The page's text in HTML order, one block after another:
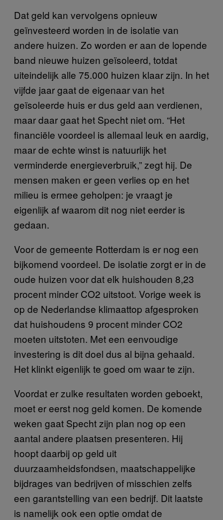
Dat geld kan vervolgens opnieuw
geïnvesteerd worden in de isolatie van
andere huizen. Zo worden er aan de lopende
band nieuwe huizen geïsoleerd, totdat
uiteindelijk alle 75.000 huizen klaar zijn. In het
vijfde jaar gaat de eigenaar van het
geïsoleerde huis er dus geld aan verdienen,
maar daar gaat het Specht niet om. “Het
financiële voordeel is allemaal leuk en aardig,
maar de echte winst is natuurlijk het
verminderde energieverbruik,” zegt hij. De
mensen maken er geen verlies op en het
milieu is ermee geholpen: je vraagt je
eigenlijk af waarom dit nog niet eerder is
gedaan.
Voor de gemeente Rotterdam is er nog een
bijkomend voordeel. De isolatie zorgt er in de
oude huizen voor dat elk huishouden 8,23
procent minder CO2 uitstoot. Vorige week is
op de Nederlandse klimaattop afgesproken
dat huishoudens 9 procent minder CO2
moeten uitstoten. Met een eenvoudige
investering is dit doel dus al bijna gehaald.
Het klinkt eigenlijk te goed om waar te zijn.
Voordat er zulke resultaten worden geboekt,
moet er eerst nog geld komen. De komende
weken gaat Specht zijn plan nog op een
aantal andere plaatsen presenteren. Hij
hoopt daarbij op geld uit
duurzaamheidsfondsen, maatschappelijke
bijdrages van bedrijven of misschien zelfs
een garantstelling van een bedrijf. Dit laatste
is namelijk ook een optie omdat de